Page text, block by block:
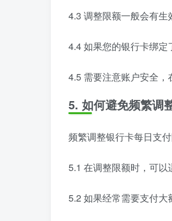
4.3 调整限额一般会有生
4.4 如果您的银行卡绑定
4.5 需要注意账户安全，
5. 如何避免频繁调
频繁调整银行卡每日支
5.1 在调整限额时，可以
5.2 如果经常需要支付大